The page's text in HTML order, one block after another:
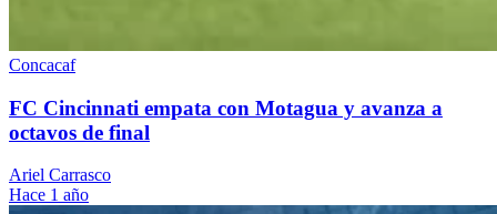
Concacaf
FC Cincinnati empata con Motagua y avanza a
octavos de final
Ariel Carrasco
Hace 1 año